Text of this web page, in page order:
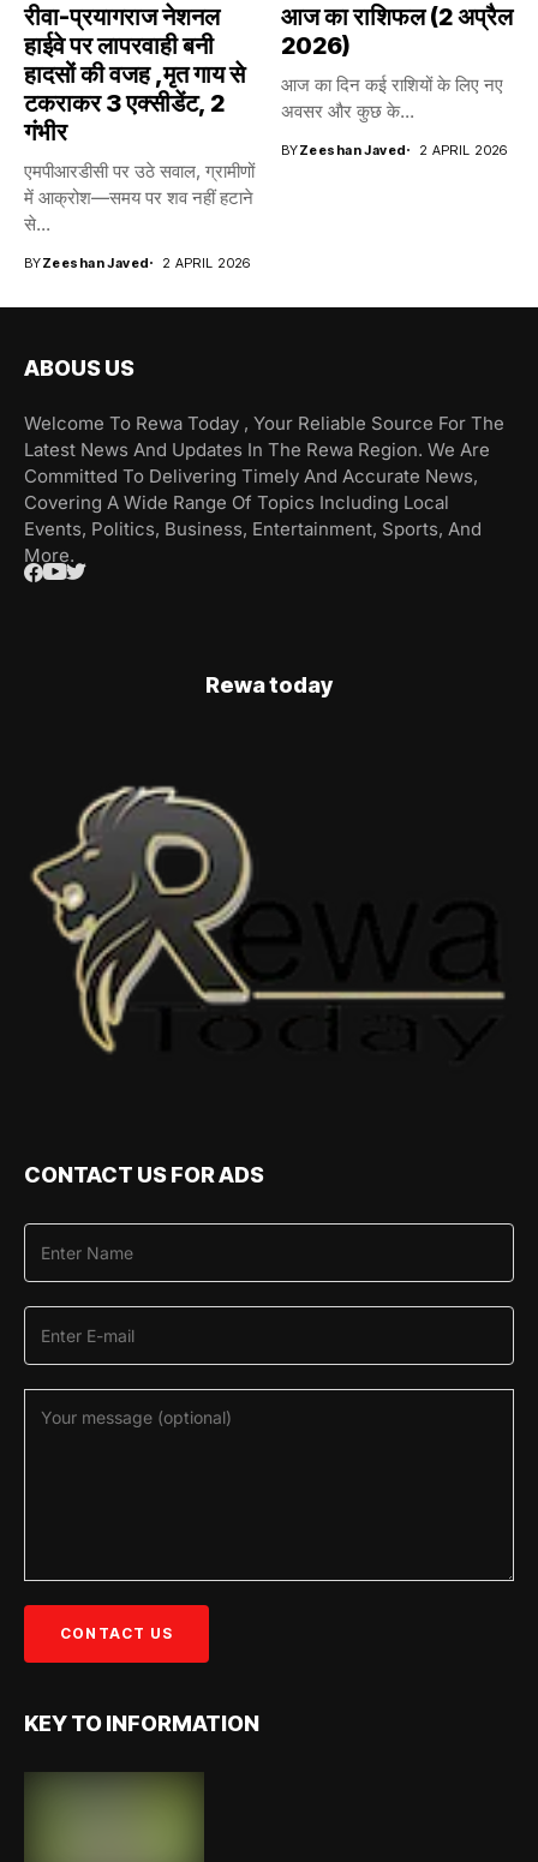
रीवा-प्रयागराज नेशनल
हाईवे पर लापरवाही बनी
हादसों की वजह ,मृत गाय से
टकराकर 3 एक्सीडेंट, 2
गंभीर
एमपीआरडीसी पर उठे सवाल, ग्रामीणों
में आक्रोश—समय पर शव नहीं हटाने
से...
BYZeeshan Javed 2 APRIL 2026
आज का राशिफल (2 अप्रैल
2026)
आज का दिन कई राशियों के लिए नए
अवसर और कुछ के...
BYZeeshan Javed 2 APRIL 2026
ABOUS US
Welcome To Rewa Today , Your Reliable Source For The
Latest News And Updates In The Rewa Region. We Are
Committed To Delivering Timely And Accurate News,
Covering A Wide Range Of Topics Including Local
Events, Politics, Business, Entertainment, Sports, And
More.
Rewa today
CONTACT US FOR ADS
KEY TO INFORMATION